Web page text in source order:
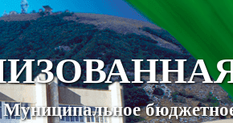
Муниципальное